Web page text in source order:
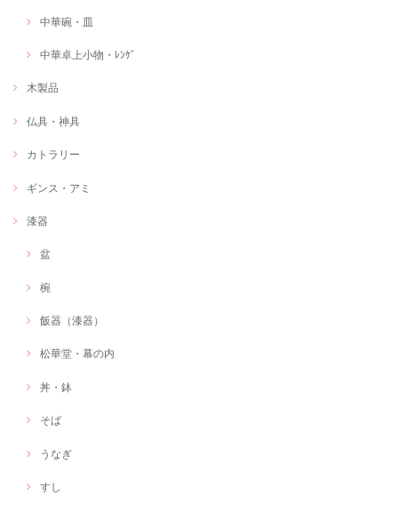
中華碗・皿
中華卓上小物・ﾚﾝｹﾞ
木製品
仏具・神具
カトラリー
ギンス・アミ
漆器
盆
椀
飯器（漆器）
松華堂・幕の内
丼・鉢
そば
うなぎ
すし